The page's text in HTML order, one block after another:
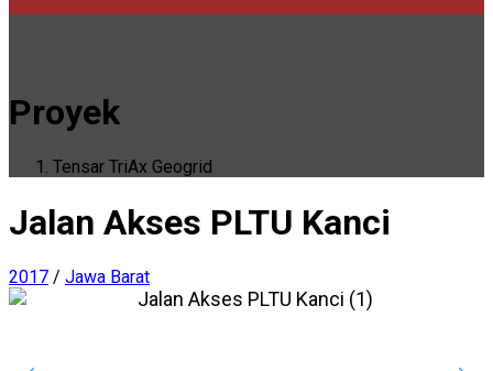
Proyek
Tensar TriAx Geogrid
Jalan Akses PLTU Kanci
2017 / Jawa Barat